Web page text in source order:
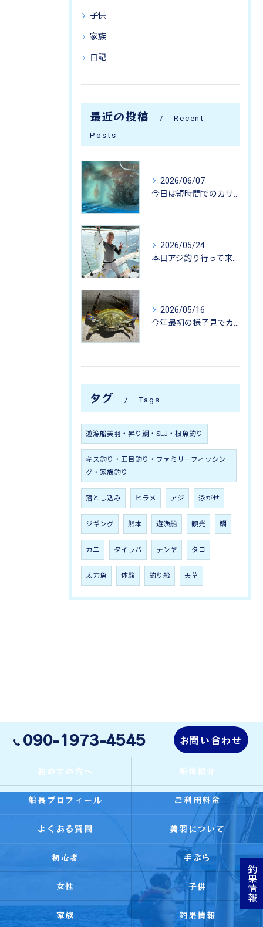
子供
家族
日記
最近の投稿
Recent
Posts
2026/06/07
2026/05/24
2026/05/16
タグ Tags
遊漁船美羽・昇り鯛・SLJ・根魚釣り
キス釣り・五目釣り・ファミリーフィッシン
グ・家族釣り
落とし込み ヒラメ アジ 泳がせ
ジギング 熊本 遊漁船 観光 鯛
カニ タイラバ テンヤ タコ
太刀魚 体験 釣り船 天草
釣果情報
090-1973-4545 お問い合わせ
初めての方へ 船体紹介
船長プロフィール ご利用料金
よくある質問 美羽について
初心者 手ぶら
女性 子供
家族 釣果情報